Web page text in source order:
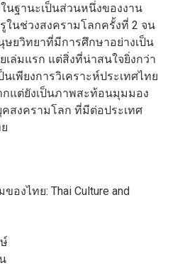
นฐานะเป็นส่วนหนึ่งของงาน
ในช่วงสงครามโลกครั้งที่ 2 จน
ษยวิทยาที่มีการศึกษาอย่างเป็น
เล่มแรก แต่สิ่งที่น่าสนใจยิ่งกว่า
เพียงการวิเคราะห์ประเทศไทย
แต่ยังเป็นภาพสะท้อนมุมมอง
คสงครามโลก ที่มีต่อประเทศ
งไทย: Thai Culture and